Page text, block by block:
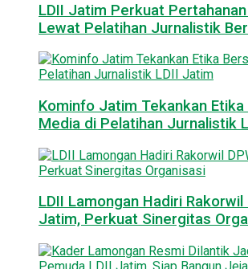
LDII Jatim Perkuat
Lewat Pelatihan Jurnalistik
Kominfo Jatim Tekankan Etika
Media di Pelatihan Jurnalistik
LDII Lamongan Hadiri Rakorwil
Jatim, Perkuat Sinergitas